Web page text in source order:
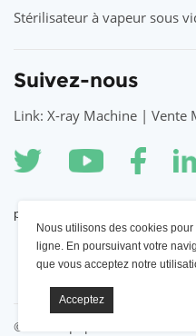
Nous utilisons des cookies
ligne. En poursuivant votre
que vous acceptez notre
Stérilisateur à vapeur sous
Suivez-nous
Link: X-ray Machine | Vente
partenaire
Appareil à rayons X YSENMED
©2022 Équipement médical